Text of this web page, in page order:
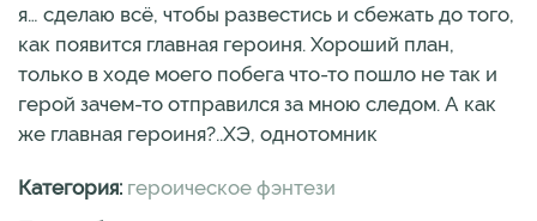
я… сделаю всё, чтобы развестись и сбежать до того,
как появится главная героиня. Хороший план,
только в ходе моего побега что-то пошло не так и
герой зачем-то отправился за мною следом. А как
же главная героиня?..ХЭ, однотомник
Категория: героическое фэнтези